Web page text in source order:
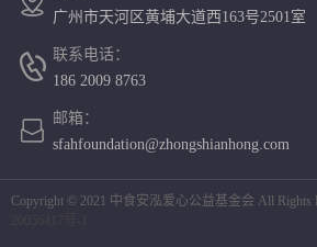
广州市天河区黄埔大道西163号2501室
联系电话：
186 2009 8763
邮箱：
sfahfoundation@zhongshianhong.com
Copyright © 2021 中食安泓爱心公益基金会 All Rights